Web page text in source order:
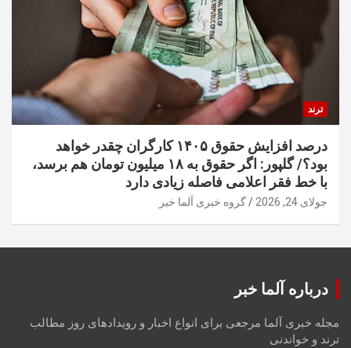
ترند
درصد افزایش حقوق ۱۴۰۵ کارگران چقدر خواهد
بود؟/ گلپور: اگر حقوق به ۱۸ میلیون تومان هم برسد،
با خط فقر اعلامی فاصله زیادی دارد
جولای 24, 2026 گروه خبری آلما خبر
درباره آلما خبر
مجله خبری آلما مرجعی برای انواع اخبار و رویدادهای روز مطالب
ترند و خواندنی